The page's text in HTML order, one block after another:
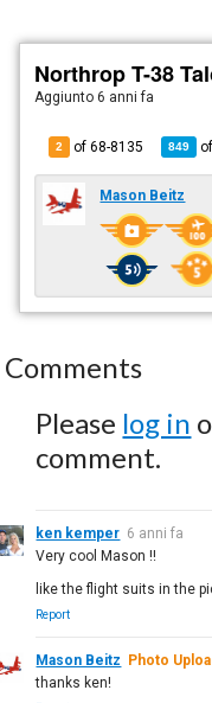
Northrop T-38
Aggiunto6 anni fa
2 of 68-8135 849
Mason Beitz
Comments
Please log in
comment.
ken kemper 6 anni fa
Very cool Mason !!
like the flight suits in the
Report
Mason Beitz Photo
thanks ken!